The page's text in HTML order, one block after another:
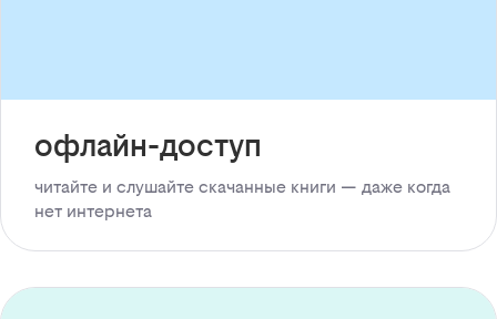
офлайн-доступ
читайте и слушайте скачанные книги — даже когда
нет интернета